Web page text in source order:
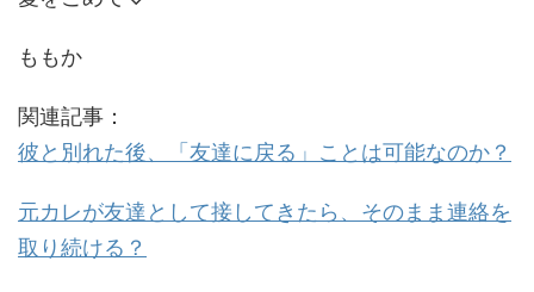
ももか
関連記事：
彼と別れた後、「友達に戻る」ことは可能なのか？
元カレが友達として接してきたら、そのまま連絡を
取り続ける？